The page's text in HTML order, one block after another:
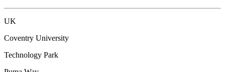
UK
Coventry University
Technology Park